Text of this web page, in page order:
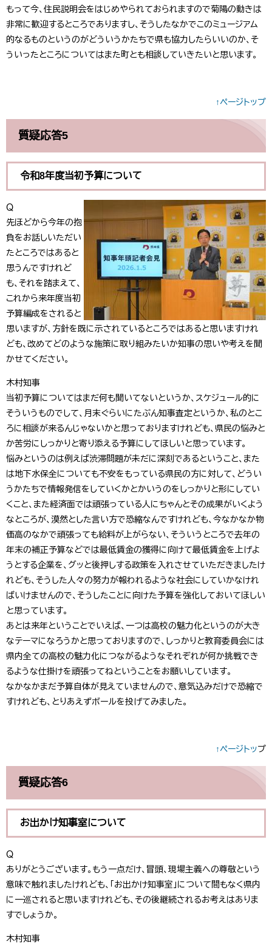
もって今、住民説明会をはじめやられておられますので菊陽の動きは
非常に歓迎するところでありますし、そうしたなかでこのミュージアム
的なるものというのがどういうかたちで県も協力したらいいのか、そ
ういったところについてはまた町とも相談していきたいと思います。
↑ページトップ
質疑応答5
令和8年度当初予算について
Ｑ
先ほどから今年の抱
負をお話しいただい
たところではあると
思うんですけれど
も、それを踏まえて、
これから来年度当初
予算編成をされると
思いますが、方針を既に示されているところではあると思いますけれ
ども、改めてどのような施策に取り組みたいか知事の思いや考えを聞
かせてください。
木村知事
当初予算についてはまだ何も聞いてないというか、スケジュール的に
そういうものでして、月末ぐらいにたぶん知事査定というか、私のとこ
ろに相談が来るんじゃないかと思っておりますけれども、県民の悩みと
か苦労にしっかりと寄り添える予算にしてほしいと思っています。
悩みというのは例えば渋滞問題が未だに深刻であるということ、また
は地下水保全についても不安をもっている県民の方に対して、どうい
うかたちで情報発信をしていくかとかいうのをしっかりと形にしてい
くこと、また経済面では頑張っている人にちゃんとその成果がいくよう
なところが、漠然とした言い方で恐縮なんですけれども、今なかなか物
価高のなかで頑張っても給料が上がらない、そういうところで去年の
年末の補正予算などでは最低賃金の獲得に向けて最低賃金を上げよ
うとする企業を、グッと後押しする政策を入れさせていただきましたけ
れども、そうした人々の努力が報われるような社会にしていかなけれ
ばいけませんので、そうしたことに向けた予算を強化しておいてほしい
と思っています。
あとは来年ということでいえば、一つは高校の魅力化というのが大き
なテーマになろうかと思っておりますので、しっかりと教育委員会には
県内全ての高校の魅力化につながるようなそれぞれが何か挑戦でき
るような仕掛けを頑張ってねということをお願いしています。
なかなかまだ予算自体が見えていませんので、意気込みだけで恐縮で
すけれども、とりあえずボールを投げてみました。
↑ページトップ
質疑応答​6
お出かけ知事室について
Ｑ
ありがとうございます。もう一点だけ、冒頭、現場主義への尊敬という
意味で触れましたけれども、「お出かけ知事室」について間もなく県内
に一巡されると思いますけれども、その後継続されるお考えはありま
すでしょうか。
木村知事